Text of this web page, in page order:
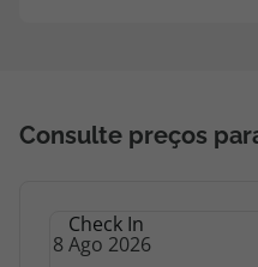
Consulte preços
Check In